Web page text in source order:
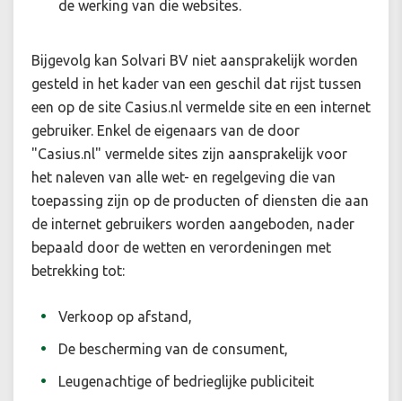
de werking van die websites.
Bijgevolg kan Solvari BV niet aansprakelijk worden
gesteld in het kader van een geschil dat rijst tussen
een op de site Casius.nl vermelde site en een internet
gebruiker. Enkel de eigenaars van de door
"Casius.nl" vermelde sites zijn aansprakelijk voor
het naleven van alle wet- en regelgeving die van
toepassing zijn op de producten of diensten die aan
de internet gebruikers worden aangeboden, nader
bepaald door de wetten en verordeningen met
betrekking tot:
Verkoop op afstand,
De bescherming van de consument,
Leugenachtige of bedrieglijke publiciteit